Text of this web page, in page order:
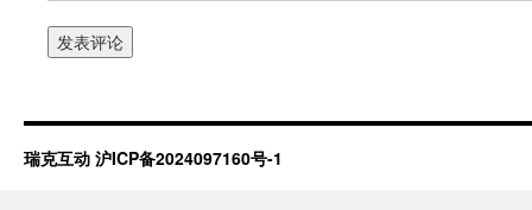
瑞克互动 沪ICP备2024097160号-1